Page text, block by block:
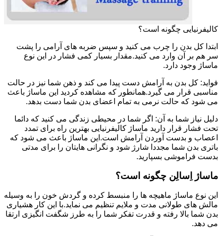
کالیفرنیایی چگونه است؟
ابتدا کل بدن را چرب می کنید و سپس ضربه های آرامی را پشت
سر هم بر آن وارد می کنید.مقدار بسیار کمی فشار در این نوع
ماساژ وجود دارد.
فواید: کل بدن به آرامش دست پیدا می کند و ذهن شما نیز در حالت
مناسبی قرار می گیرد.همانطور که مشاهده کردید این ماساژ باعث
می شود که حالت نرمی به تمام اعضای بدن شما دست بدهد.
دلیل نیاز شما به آن: اگر شما در محیطی زندگی می کنید که دائما
تحت فشار قرار دارید ماساژ کالیفرنیایی بهترین راه برای تمدد
اعصاب و بدست آوردن آرامش است.این ماساژ باعث می شود که
باتری بدن شما مجددا شارژ شود و نگرانی هایتان را برای مدتی
بدست فراموشی بسپارید.
ماساژ اِسالِن چگونه است؟
این نوع ماساژ ماهیچه ها را منبسط کرده و گردش خون را به وسیله
مالش های طولانی مدت و ملایم تنظیم می نماید.با این کار هشیاری
بدن شما بالا رفته و قدرت تفکر شما را به طرز شگفت انگیزی ارتقا
می دهد.